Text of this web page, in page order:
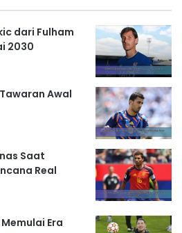
dari Fulham
2030
Awal
Saat
Real
Era